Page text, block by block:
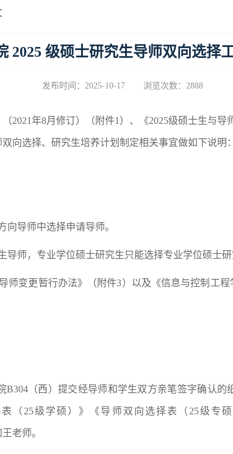
2025 级硕士研究生导师双向选择
发布时间：2025-10-17 浏览次数： 2888
2021年8月修订）（附件1）、《2025级硕士生与
向选择、研究生培养计划制定相关事宜做如下说明：
向导师中选择申请导师。
导师，专业学位硕士研究生只能选择专业学位硕士研
师变更暂行办法》（附件3）以及《信息与控制工
（西）提交经导师和学生双方亲笔签字确认
（25级学硕）》《导师双向选择表（25级专
老师。